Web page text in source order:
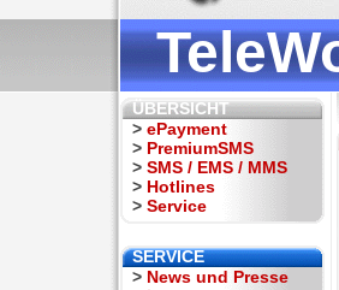
ÜBERSICHT
> ePayment
> PremiumSMS
> SMS / EMS / MMS
> Hotlines
> Service
SERVICE
> News und Presse